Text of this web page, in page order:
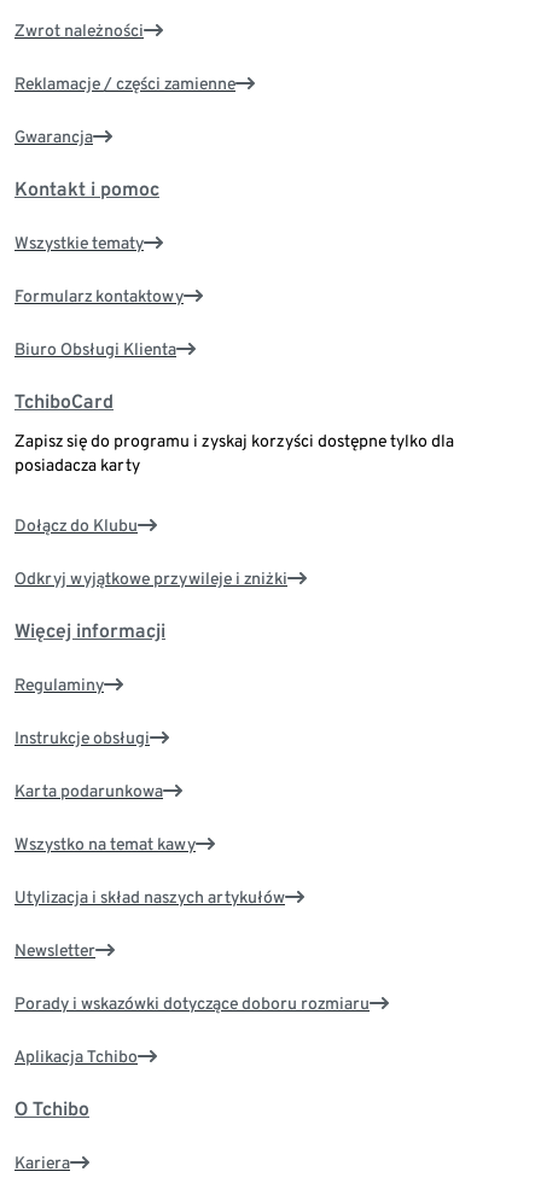
Zwrot należności
Reklamacje / części zamienne
Gwarancja
Kontakt i pomoc
Wszystkie tematy
Formularz kontaktowy
Biuro Obsługi Klienta
TchiboCard
Zapisz się do programu i zyskaj korzyści dostępne tylko dla
posiadacza karty
Dołącz do Klubu
Odkryj wyjątkowe przywileje i zniżki
Więcej informacji
Regulaminy
Instrukcje obsługi
Karta podarunkowa
Wszystko na temat kawy
Utylizacja i skład naszych artykułów
Newsletter
Porady i wskazówki dotyczące doboru rozmiaru
Aplikacja Tchibo
O Tchibo
Kariera